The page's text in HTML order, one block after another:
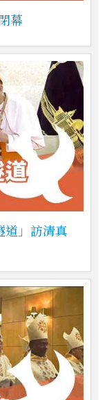
幕
道」訪清真